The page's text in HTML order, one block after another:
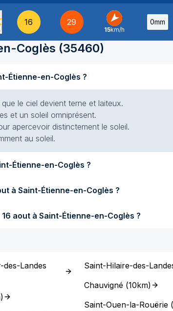
16 29
NE -
15km/h
0mm
Coglès (35460)
samedi 8 aout à Saint-Étienne-en-Coglès ?
le ciel devient terne et laiteux.
et un soleil omniprésent.
apercevoir distinctement le soleil.
au soleil.
dimanche 9 aout à Saint-Étienne-en-Coglès ?
prochain samedi 15 aout à Saint-Étienne-en-Coglès ?
dimanche prochain dimanche 16 aout à Saint-Étienne-en-Coglès ?
des-Landes
)
Saint-Hilaire-des-
Chauvigné(10km)
Saint-Ouen-la-Rouërie(